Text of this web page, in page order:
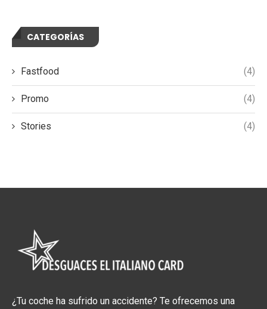
CATEGORÍAS
Fastfood (4)
Promo (4)
Stories (4)
¿Tu coche ha sufrido un accidente? Te ofrecemos una